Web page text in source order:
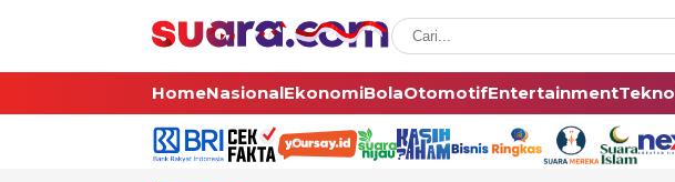
HomeNasionalEkonomiBolaOtomotifEntertainmentTekno